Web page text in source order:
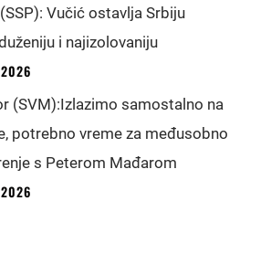
Vučić ostavlja Srbiju
i najizolovaniju
(SVM):Izlazimo samostalno na
potrebno vreme za međusobno
s Peterom Mađarom